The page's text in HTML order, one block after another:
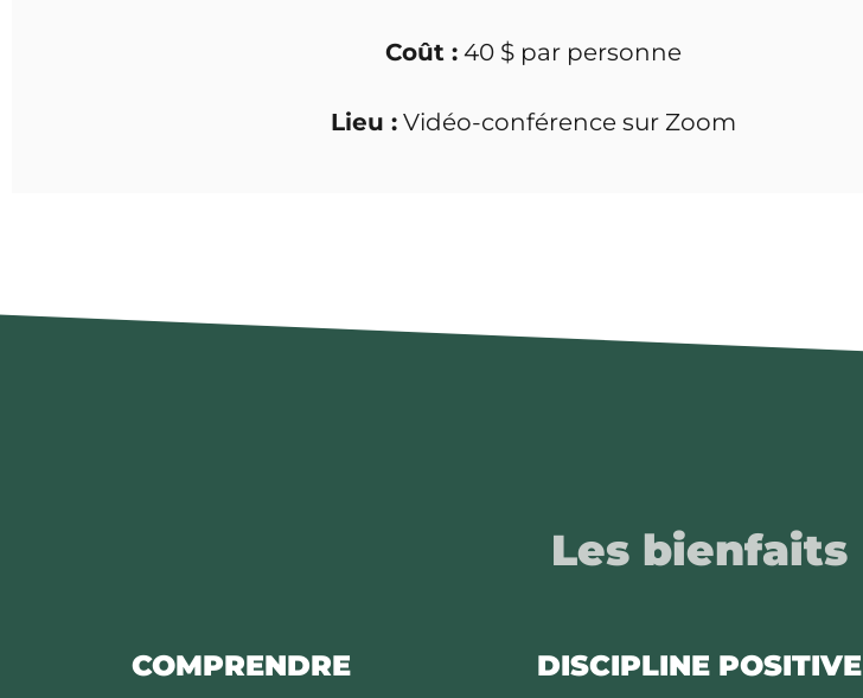
Coût : 40 $ par personne
Lieu : Vidéo-conférence sur Zoom
Les bienfaits
COMPRENDRE
DISCIPLINE POSITIVE